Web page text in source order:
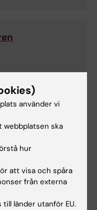
använder vi
webbplatsen ska
hur
att visa och spåra
från externa
länder utanför EU.